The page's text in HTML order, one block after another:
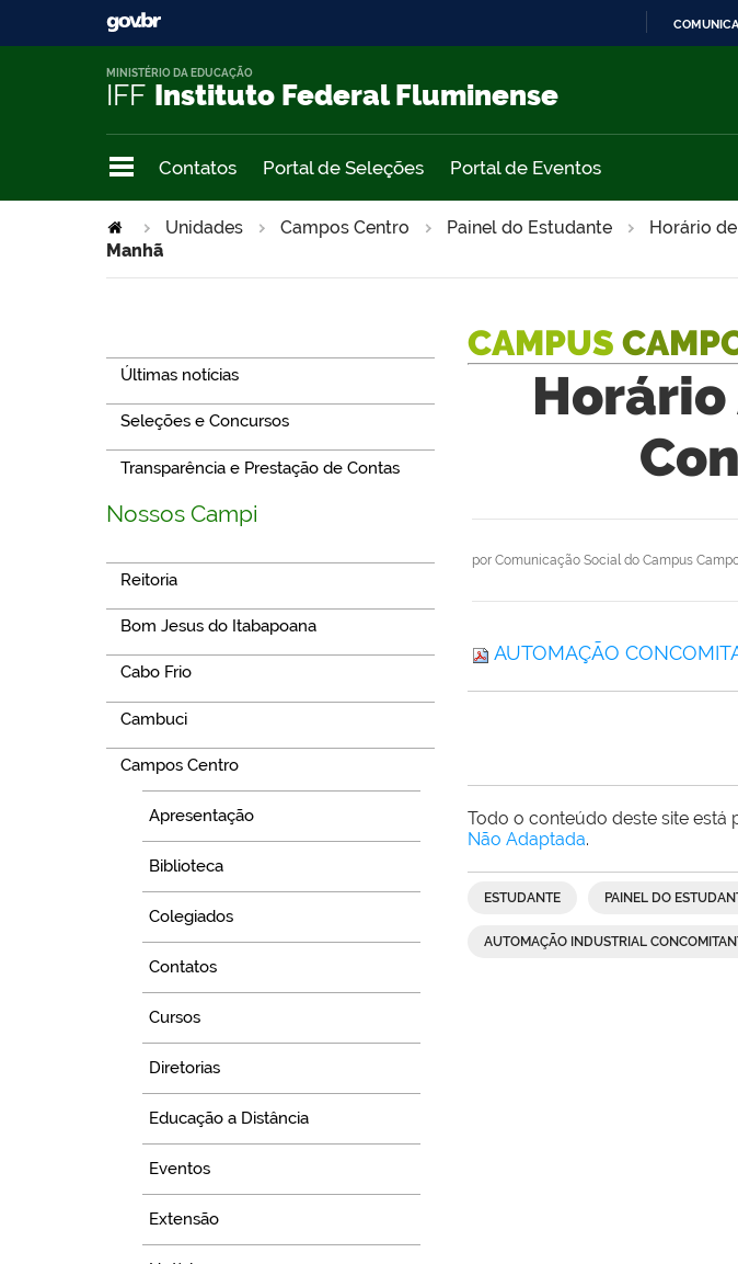
IFF Instituto Federal Fluminense
MINISTÉRIO DA EDUCAÇÃO
Contatos Portal de Seleções Portal de Eventos
Unidades Campos Centro Painel do Estudante Horário
Manhã
Últimas notícias
Seleções e Concursos
Transparência e Prestação de Contas
Nossos Campi
Reitoria
Bom Jesus do Itabapoana
Cabo Frio
Cambuci
Campos Centro
Apresentação
Biblioteca
Colegiados
Contatos
Cursos
Diretorias
Educação a Distância
Eventos
Extensão
CAMPUS
por Comunicação Social do Campus
AUTOMAÇÃO
Todo o conteúdo deste site está
Não Adaptada.
ESTUDANTE PAINEL DO
AUTOMAÇÃO INDUSTRIAL